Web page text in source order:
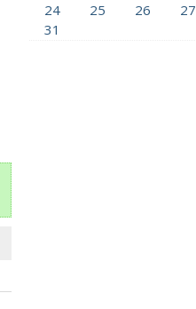
24
25 26 27
31